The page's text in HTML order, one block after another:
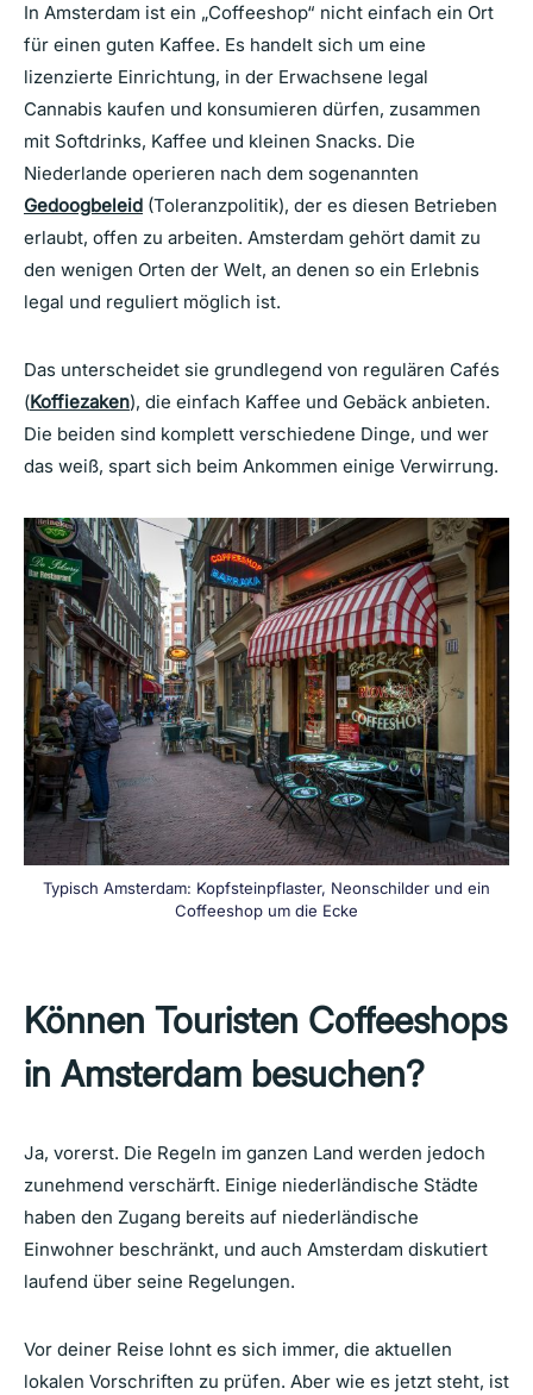
In Amsterdam ist ein „Coffeeshop“ nicht einfach ein Ort
für einen guten Kaffee. Es handelt sich um eine
lizenzierte Einrichtung, in der Erwachsene legal
Cannabis kaufen und konsumieren dürfen, zusammen
mit Softdrinks, Kaffee und kleinen Snacks. Die
Niederlande operieren nach dem sogenannten
Gedoogbeleid (Toleranzpolitik), der es diesen Betrieben
erlaubt, offen zu arbeiten. Amsterdam gehört damit zu
den wenigen Orten der Welt, an denen so ein Erlebnis
legal und reguliert möglich ist.
Das unterscheidet sie grundlegend von regulären Cafés
(Koffiezaken), die einfach Kaffee und Gebäck anbieten.
Die beiden sind komplett verschiedene Dinge, und wer
das weiß, spart sich beim Ankommen einige Verwirrung.
Typisch Amsterdam: Kopfsteinpflaster, Neonschilder und ein
Coffeeshop um die Ecke
Können Touristen Coffeeshops
in Amsterdam besuchen?
Ja, vorerst. Die Regeln im ganzen Land werden jedoch
zunehmend verschärft. Einige niederländische Städte
haben den Zugang bereits auf niederländische
Einwohner beschränkt, und auch Amsterdam diskutiert
laufend über seine Regelungen.
Vor deiner Reise lohnt es sich immer, die aktuellen
lokalen Vorschriften zu prüfen. Aber wie es jetzt steht, ist